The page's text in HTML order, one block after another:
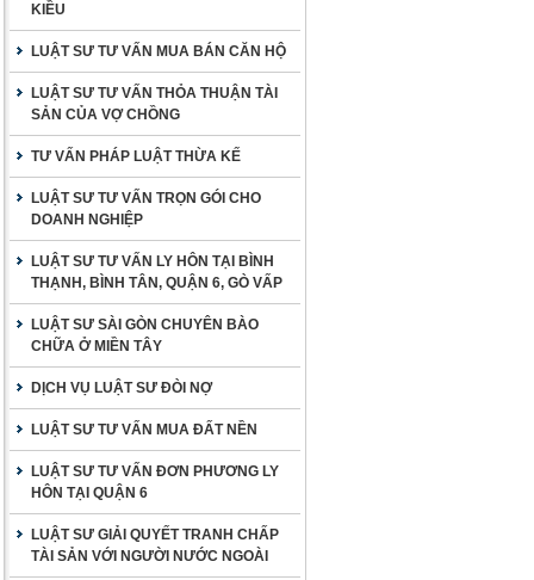
KIỀU
LUẬT SƯ TƯ VẤN MUA BÁN CĂN HỘ
LUẬT SƯ TƯ VẤN THỎA THUẬN TÀI
SẢN CỦA VỢ CHỒNG
TƯ VẤN PHÁP LUẬT THỪA KẾ
LUẬT SƯ TƯ VẤN TRỌN GÓI CHO
DOANH NGHIỆP
LUẬT SƯ TƯ VẤN LY HÔN TẠI BÌNH
THẠNH, BÌNH TÂN, QUẬN 6, GÒ VẤP
LUẬT SƯ SÀI GÒN CHUYÊN BÀO
CHỮA Ở MIỀN TÂY
DỊCH VỤ LUẬT SƯ ĐÒI NỢ
LUẬT SƯ TƯ VẤN MUA ĐẤT NỀN
LUẬT SƯ TƯ VẤN ĐƠN PHƯƠNG LY
HÔN TẠI QUẬN 6
LUẬT SƯ GIẢI QUYẾT TRANH CHẤP
TÀI SẢN VỚI NGƯỜI NƯỚC NGOÀI